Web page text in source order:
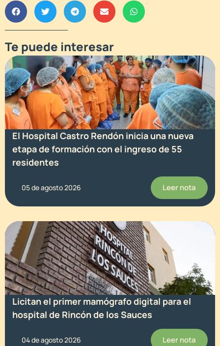
Te puede interesar
El Hospital Castro Rendón inicia una nueva
etapa de formación con el ingreso de 55
residentes
05 de agosto 2026 Leer nota
Licitan el primer mamógrafo digital para el
hospital de Rincón de los Sauces
04 de agosto 2026 Leer nota